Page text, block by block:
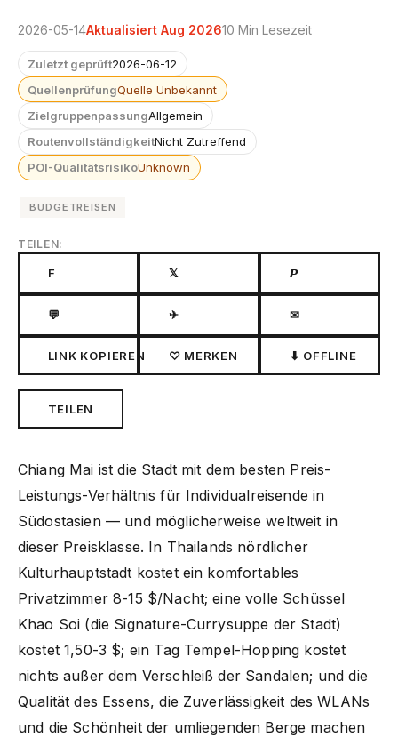
2026-05-14Aktualisiert Aug 202610 Min Lesezeit
Zuletzt geprüft2026-06-12
QuellenprüfungQuelle Unbekannt
ZielgruppenpassungAllgemein
RoutenvollständigkeitNicht Zutreffend
POI-QualitätsrisikoUnknown
BUDGETREISEN
TEILEN:
F 𝕏 𝙋
💬 ✈ ✉
LINK KOPIEREN ♡ MERKEN ⬇ OFFLINE
TEILEN
Chiang Mai ist die Stadt mit dem besten Preis-
Leistungs-Verhältnis für Individualreisende in
Südostasien — und möglicherweise weltweit in
dieser Preisklasse. In Thailands nördlicher
Kulturhauptstadt kostet ein komfortables
Privatzimmer 8-15 $/Nacht; eine volle Schüssel
Khao Soi (die Signature-Currysuppe der Stadt)
kostet 1,50-3 $; ein Tag Tempel-Hopping kostet
nichts außer dem Verschleiß der Sandalen; und die
Qualität des Essens, die Zuverlässigkeit des WLANs
und die Schönheit der umliegenden Berge machen